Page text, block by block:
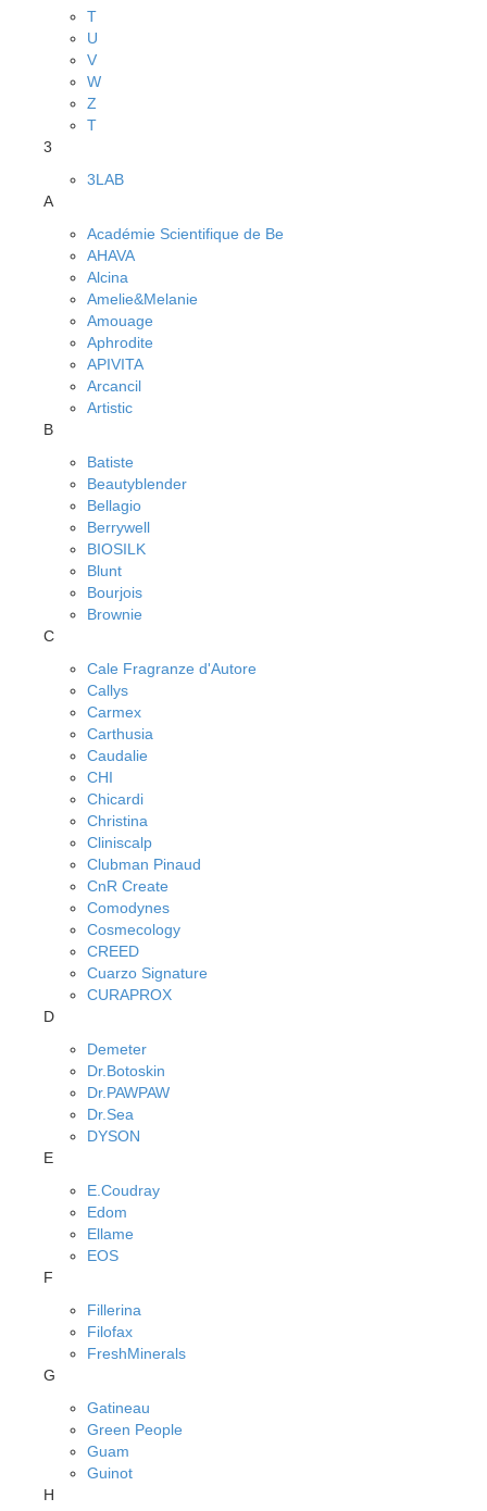
T
U
V
W
Z
Т
3
3LAB
A
Académie Scientifique de Be
AHAVA
Alcina
Amelie&Melanie
Amouage
Aphrodite
APIVITA
Arcancil
Artistic
B
Batiste
Beautyblender
Bellagio
Berrywell
BIOSILK
Blunt
Bourjois
Brownie
C
Cale Fragranze d'Autore
Callys
Carmex
Carthusia
Caudalie
CHI
Chicardi
Christina
Cliniscalp
Clubman Pinaud
CnR Create
Comodynes
Cosmecology
CREED
Cuarzo Signature
CURAPROX
D
Demeter
Dr.Botoskin
Dr.PAWPAW
Dr.Sea
DYSON
E
E.Coudray
Edom
Ellame
EOS
F
Fillerina
Filofax
FreshMinerals
G
Gatineau
Green People
Guam
Guinot
H